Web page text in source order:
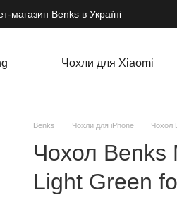
магазин Benks в Україні
Чохли для Xiaomi
Benks Чохли для iPhone Чохол
Чохол Benks
Light Green